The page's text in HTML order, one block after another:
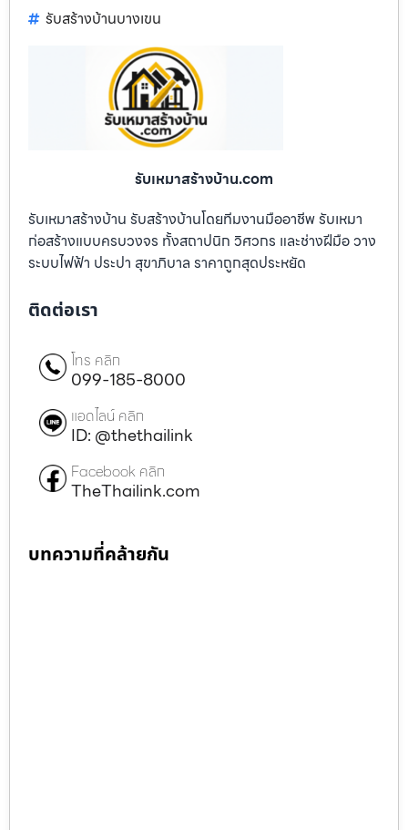
รับสร้างบ้านบางเขน
รับเหมาสร้างบ้าน.com
รับเหมาสร้างบ้าน รับสร้างบ้านโดยทีมงานมืออาชีพ รับเหมา
ก่อสร้างแบบครบวงจร ทั้งสถาปนิก วิศวกร และช่างฝีมือ วาง
ระบบไฟฟ้า ประปา สุขาภิบาล ราคาถูกสุดประหยัด
ติดต่อเรา
โทร คลิก
099-185-8000
แอดไลน์ คลิก
ID: @thethailink
Facebook คลิก
TheThailink.com
บทความที่คล้ายกัน